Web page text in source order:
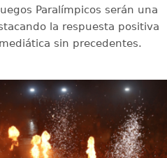
Paralímpicos serán una
la respuesta positiva
sin precedentes.